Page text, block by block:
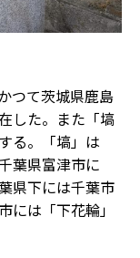
つて茨城県鹿島
した。また「塙
る。「塙」は
葉県富津市に
県下には千葉市
には「下花輪」